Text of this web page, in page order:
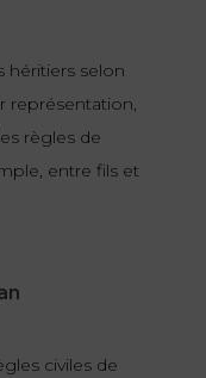
héritiers selon
représentation,
règles de
entre fils et
civiles de